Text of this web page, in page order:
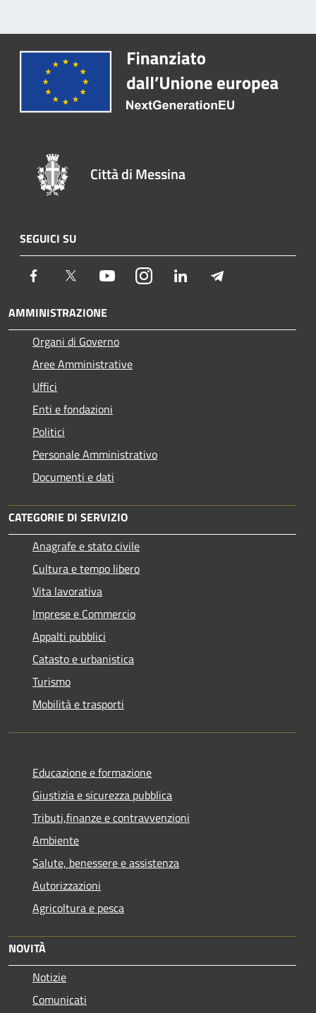
Città di Messina
SEGUICI SU
Facebook Twitter YoutubeInstagram LinkedIn
AMMINISTRAZIONE
Organi di Governo
Aree Amministrative
Uffici
Enti e fondazioni
Politici
Personale Amministrativo
Documenti e dati
CATEGORIE DI SERVIZIO
Anagrafe e stato civile
Cultura e tempo libero
Vita lavorativa
Imprese e Commercio
Appalti pubblici
Catasto e urbanistica
Turismo
Mobilità e trasporti
Educazione e formazione
Giustizia e sicurezza pubblica
Tributi,finanze e contravvenzioni
Ambiente
Salute, benessere e assistenza
Autorizzazioni
Agricoltura e pesca
NOVITÀ
Notizie
Comunicati